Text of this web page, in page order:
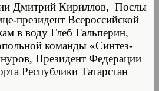
Дмитрий Кириллов, Послы
президент Всероссийской
в воду Глеб Гальперин,
команды «Синтез-
Президент Федерации
Республики Татарстан